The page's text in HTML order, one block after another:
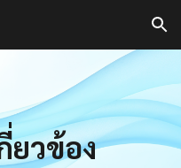
Skip to navigation
ยวข้อง